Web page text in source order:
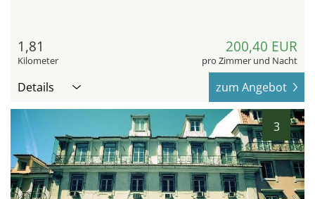
1,81
Kilometer
200,40 EUR
pro Zimmer und Nacht
Details zum Angebot
3